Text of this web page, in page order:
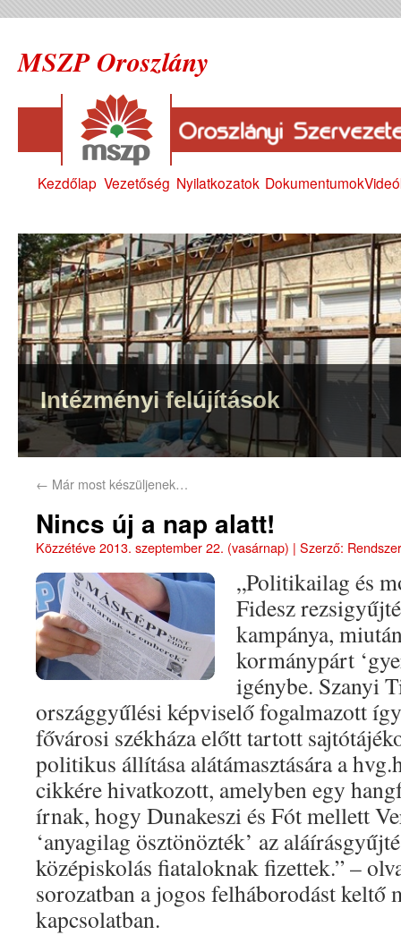
MSZP Oroszlány
Kezdőlap Vezetőség Nyilatkozatok Dokumentumok
Intézményi felújítások
← Már most készüljenek…
Nincs új a nap alatt!
Közzétéve2013. szeptember 22. (vasárnap) | Szerző:
„Politikailag és
Fidesz
kampánya,
kormánypárt
igénybe. Szanyi
országgyűlési képviselő fogalmazott
fővárosi székháza előtt tartott
politikus állítása alátámasztására a
cikkére hivatkozott, amelyben egy
írnak, hogy Dunakeszi és Fót mellett
‘anyagilag ösztönözték’ az
középiskolás fiataloknak fizettek.” –
sorozatban a jogos felháborodást keltő
kapcsolatban.